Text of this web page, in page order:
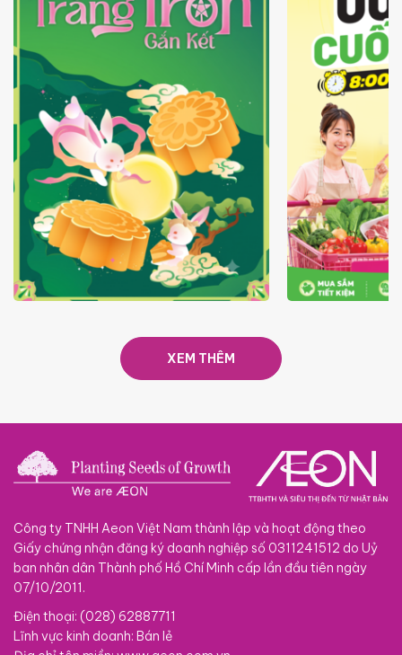
TRAO TẾT TRĂNG TRÒN GẮN
GIÁ LUÔN
XEM THÊM
Công ty TNHH Aeon Việt Nam thành lập và hoạt động theo
Giấy chứng nhận đăng ký doanh nghiệp số 0311241512 do Uỷ
ban nhân dân Thành phố Hồ Chí Minh cấp lần đầu tiên ngày
07/10/2011.
Điện thoại: (028) 62887711
Lĩnh vực kinh doanh: Bán lẻ